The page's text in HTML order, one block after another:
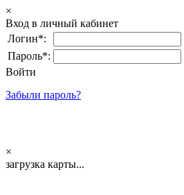
×
Вход в личный кабинет
Логин*:
Пароль*:
Войти
Забыли пароль?
×
загрузка карты...